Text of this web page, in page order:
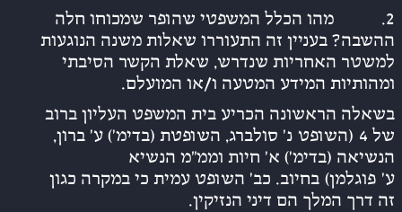
2. מהו הכלל המשפטי שהופר שמכוחו חלה
ההשבה? בעניין זה התעוררו שאלות משנה הנוגעות
למשטר האחריות שנדרש, שאלת הקשר הסיבתי
ומהותיות המידע המטעה ו/או המועלם.
בשאלה הראשונה הכריע בית המשפט העליון ברוב
של 4 (השופט נ’ סולברג, השופטת (בדימ’) ע’ ברון,
הנשיאה (בדימ’) א’ חיות וממ”מ הנשיא
ע’ פוגלמן) בחיוב. כב’ השופט עמית כי במקרה כגון
זה דרך המלך הם דיני הנזיקין.